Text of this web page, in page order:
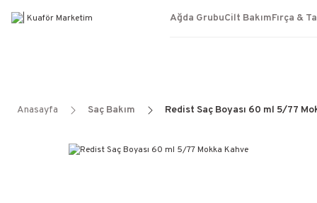
Ağda GrubuCilt BakımFırça &
Anasayfa Saç Bakım Redist Saç Boyası 60 ml 5/77